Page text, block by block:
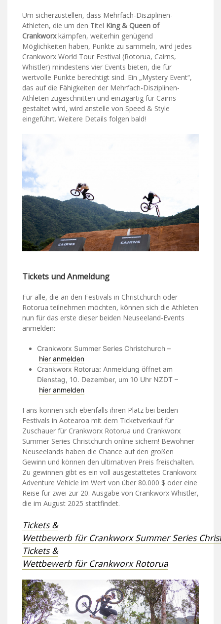
Um sicherzustellen, dass Mehrfach-Disziplinen-
Athleten, die um den Titel King & Queen of
Crankworxkämpfen, weiterhin genügend
Möglichkeiten haben, Punkte zu sammeln, wird jedes
Crankworx World Tour Festival (Rotorua, Cairns,
Whistler) mindestens vier Events bieten, die für
wertvolle Punkte berechtigt sind. Ein „Mystery Event“,
das auf die Fähigkeiten der Mehrfach-Disziplinen-
Athleten zugeschnitten und einzigartig für Cairns
gestaltet wird, wird anstelle von Speed & Style
eingeführt. Weitere Details folgen bald!
Tickets und Anmeldung
Für alle, die an den Festivals in Christchurch oder
Rotorua teilnehmen möchten, können sich die Athleten
nun für das erste dieser beiden Neuseeland-Events
anmelden:
Crankworx Summer Series Christchurch –
hier anmelden
Crankworx Rotorua: Anmeldung öffnet am
Dienstag, 10. Dezember, um 10 Uhr NZDT –
hier anmelden
Fans können sich ebenfalls ihren Platz bei beiden
Festivals in Aotearoa mit dem Ticketverkauf für
Zuschauer für Crankworx Rotorua und Crankworx
Summer Series Christchurch online sichern! Bewohner
Neuseelands haben die Chance auf den großen
Gewinn und können den ultimativen Preis freischalten.
Zu gewinnen gibt es ein voll ausgestattetes Crankworx
Adventure Vehicle im Wert von über 80.000 $ oder eine
Reise für zwei zur 20. Ausgabe von Crankworx Whistler,
die im August 2025 stattfindet.
Tickets &
Wettbewerb für Crankworx Summer Series
Tickets &
Wettbewerb für Crankworx Rotorua